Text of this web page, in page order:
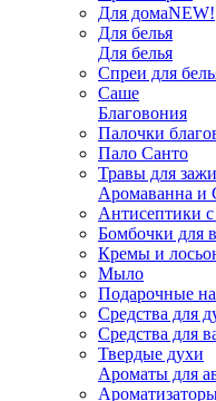
Для домаNEW!
Для белья
Для белья
Спреи для
Саше
Благовония
Палочки
Пало Санто
Травы для
Аромаванна
Антисептики
Бомбочки для
Кремы и
Мыло
Подарочные
Средства для
Средства для
Твердые духи
Ароматы для